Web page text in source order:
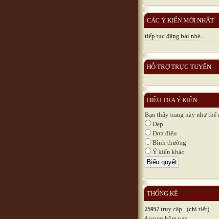
CÁC Ý KIẾN MỚI NHẤT
tiếp tục đăng bài nhé...
HỖ TRỢ TRỰC TUYẾN
ĐIỀU TRA Ý KIẾN
Bạn thấy trang này như thế
Đẹp
Đơn điệu
Bình thường
Ý kiến khác
THỐNG KÊ
25957 truy cập (chi tiết)